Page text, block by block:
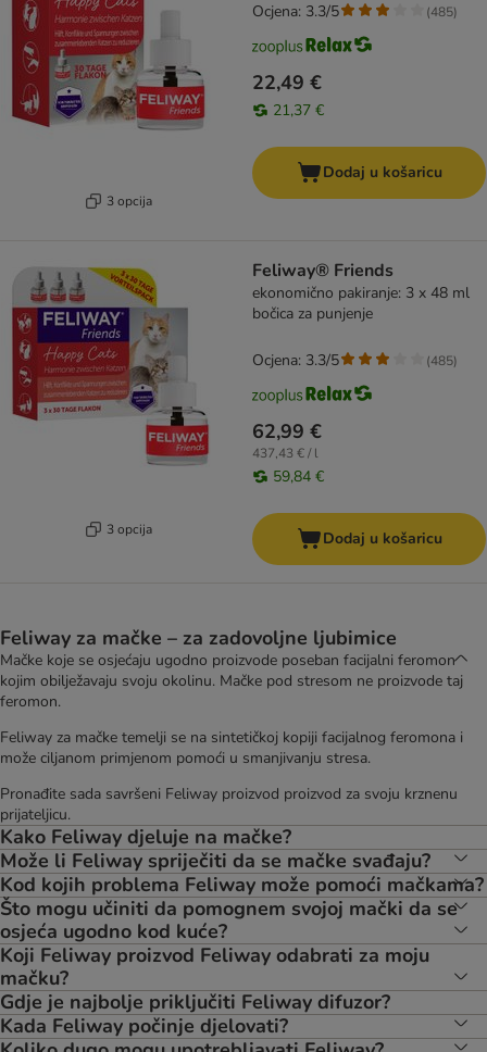
3 opcija
22,49 €
21,37 €
Ocjena: 3.3/5 (485)
Dodaj u košaricu
3 opcija
Feliway® Friends
ekonomično pakiranje: 3 x 48 ml
bočica za punjenje
62,99 €
437,43 € / l
59,84 €
Ocjena: 3.3/5 (485)
Dodaj u košaricu
Feliway za mačke – za zadovoljne ljubimice
Mačke koje se osjećaju ugodno proizvode poseban facijalni feromon
kojim obilježavaju svoju okolinu. Mačke pod stresom ne proizvode taj
feromon.
Feliway za mačke temelji se na sintetičkoj kopiji facijalnog feromona i
može ciljanom primjenom pomoći u smanjivanju stresa.
Pronađite sada savršeni Feliway proizvod proizvod za svoju krznenu
prijateljicu.
Kako Feliway djeluje na mačke?
Može li Feliway spriječiti da se mačke svađaju?
Kod kojih problema Feliway može pomoći mačkama?
Što mogu učiniti da pomognem svojoj mački da se
osjeća ugodno kod kuće?
Koji Feliway proizvod Feliway odabrati za moju
mačku?
Gdje je najbolje priključiti Feliway difuzor?
Kada Feliway počinje djelovati?